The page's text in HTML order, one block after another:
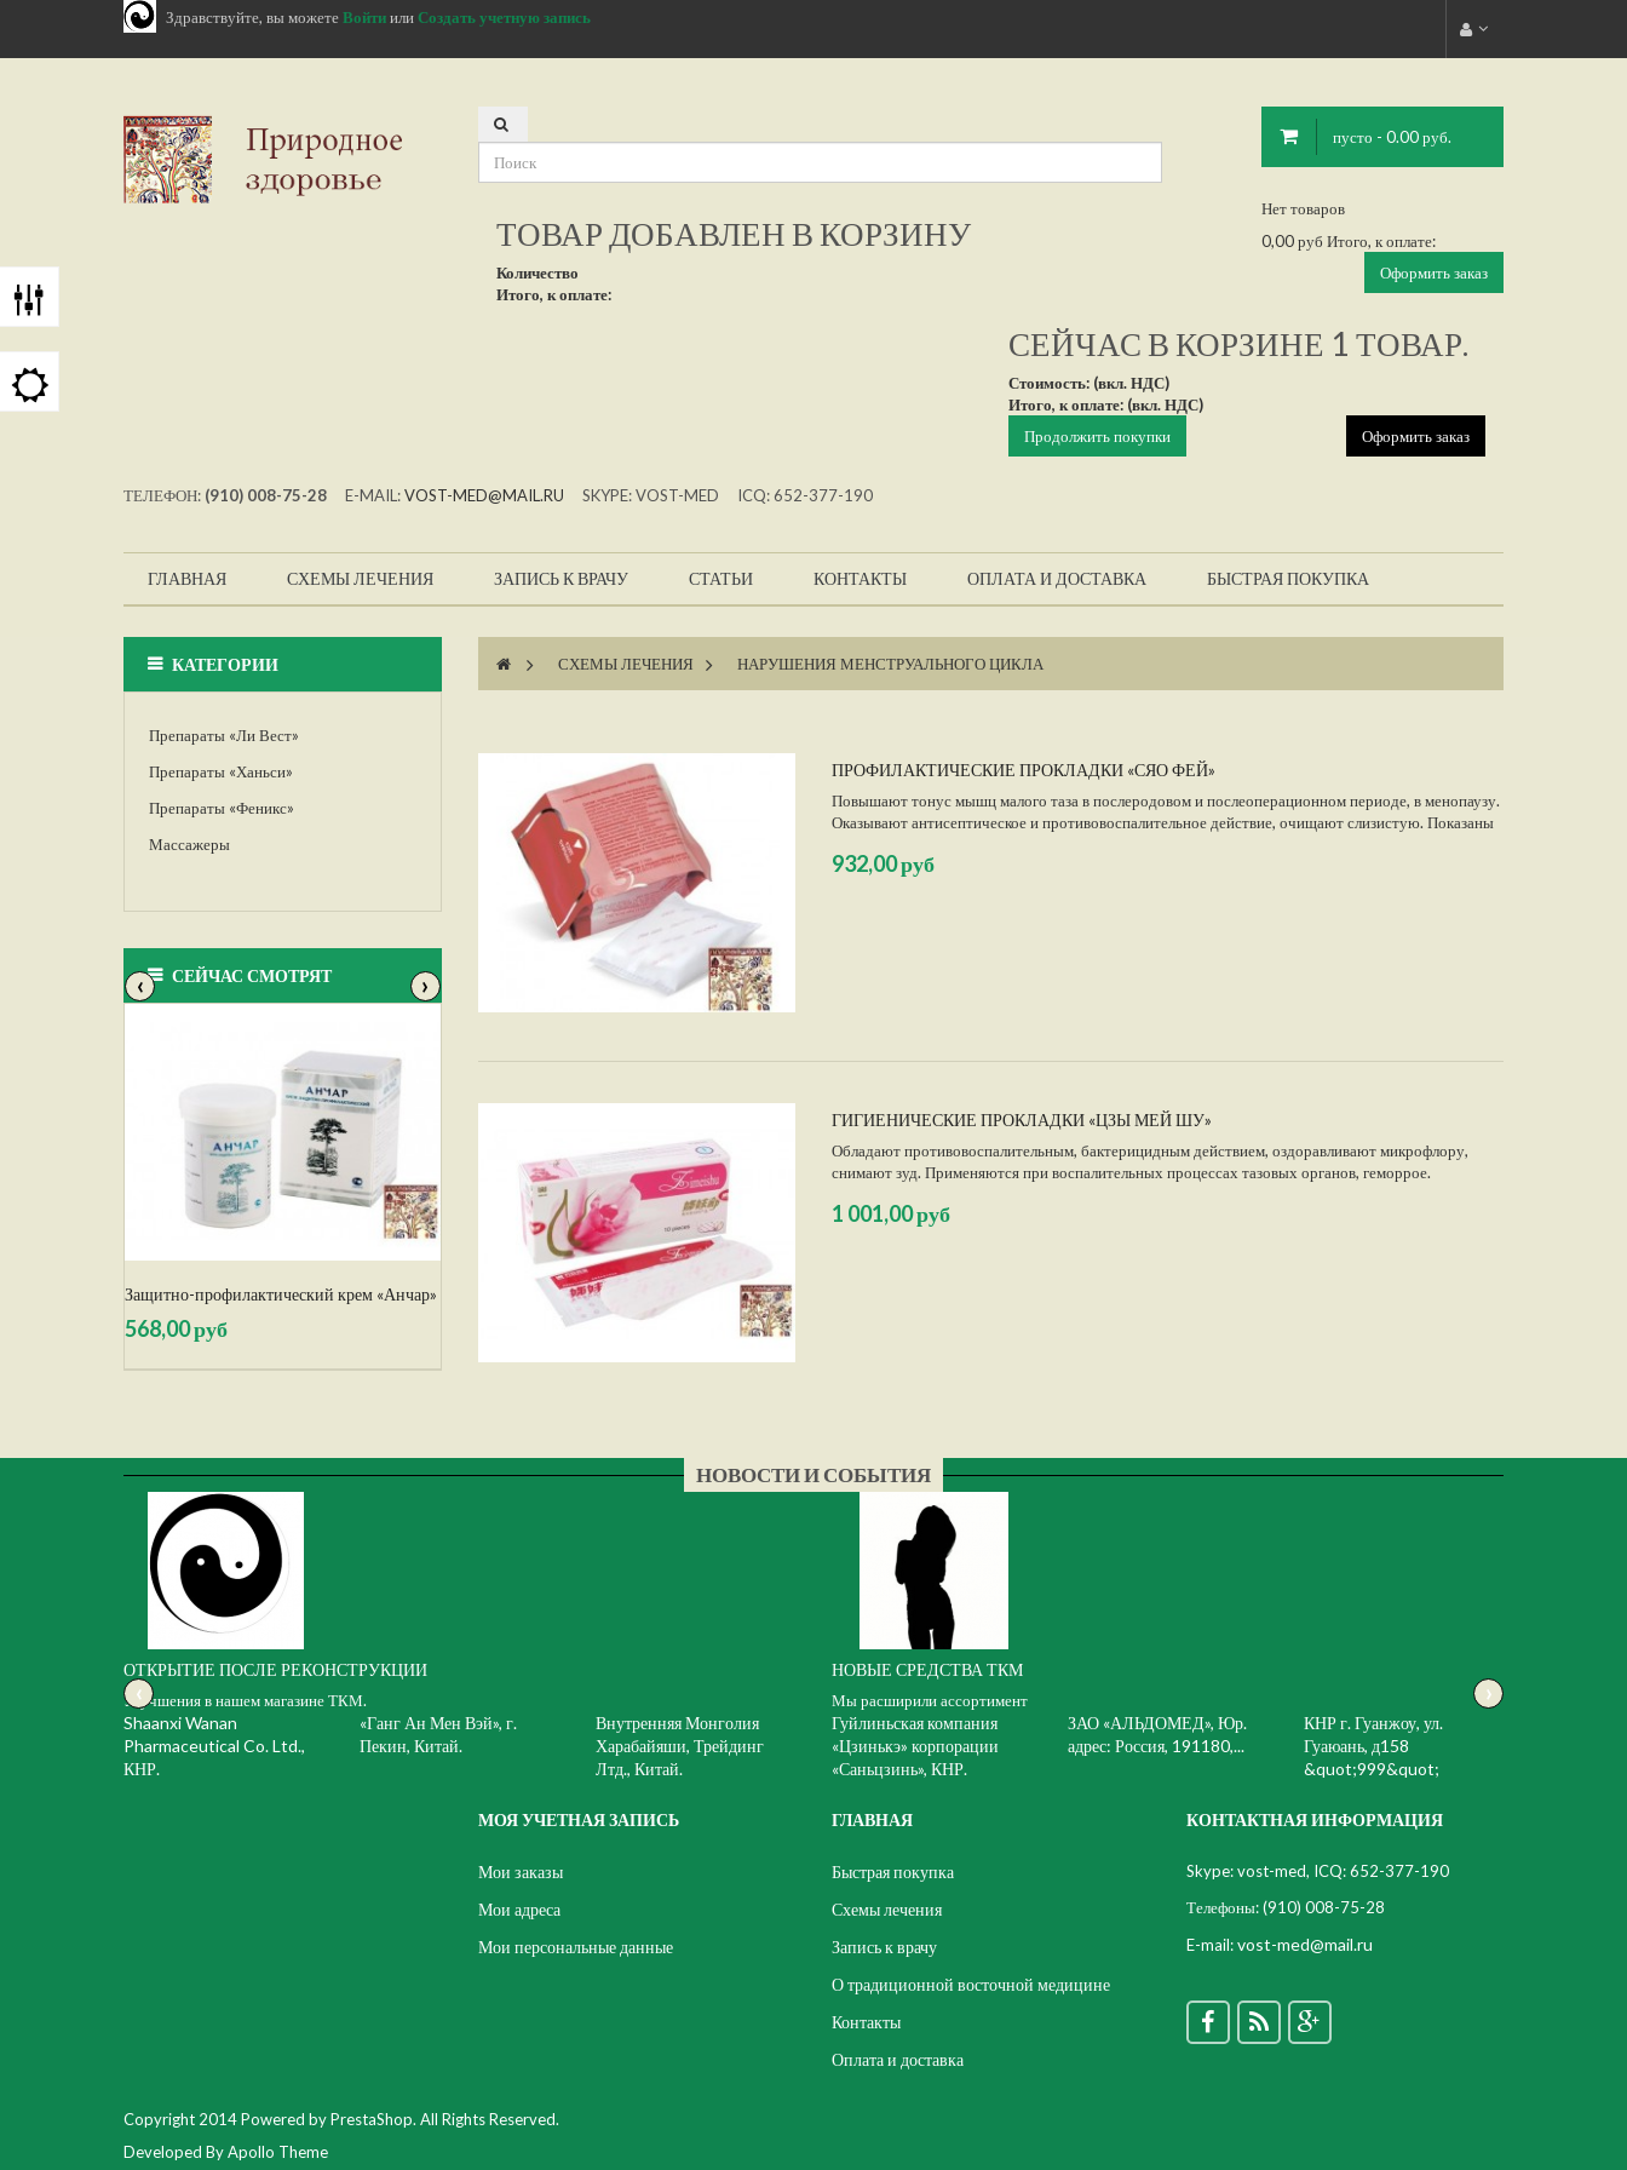
Здравствуйте, вы можетеВойтиилиСоздать учетную запись
пусто - 0.00 руб.
Нет товаров
0,00 руб Итого, к оплате:
Оформить заказ
ТОВАР ДОБАВЛЕН В КОРЗИНУ
Количество
Итого, к оплате:
СЕЙЧАС В КОРЗИНЕ 1 ТОВАР.
Стоимость: (вкл. НДС)
Итого, к оплате: (вкл. НДС)
Продолжить покупки
Оформить заказ
ТЕЛЕФОН: (910) 008-75-28 E-MAIL:VOST-MED@MAIL.RU SKYPE: VOST-MED ICQ: 652-377-190
ГЛАВНАЯ СХЕМЫ ЛЕЧЕНИЯ ЗАПИСЬ К ВРАЧУ СТАТЬИ КОНТАКТЫ ОПЛАТА И ДОСТАВКА БЫСТРАЯ ПОКУПКА
КАТЕГОРИИ
Препараты «Ли Вест»
Препараты «Ханьси»
Препараты «Феникс»
Массажеры
СЕЙЧАС СМОТРЯТ
‹ ›
Защитно-профилактический крем «Анчар»
568,00 руб
> СХЕМЫ ЛЕЧЕНИЯ > НАРУШЕНИЯ МЕНСТРУАЛЬНОГО ЦИКЛА
ПРОФИЛАКТИЧЕСКИЕ ПРОКЛАДКИ «СЯО ФЕЙ»
Повышают тонус мышц малого таза в послеродовом и послеоперационном периоде, в менопаузу.
Оказывают антисептическое и противовоспалительное действие, очищают слизистую. Показаны
воспалений, при простатите.
932,00 руб
ГИГИЕНИЧЕСКИЕ ПРОКЛАДКИ «ЦЗЫ МЕЙ ШУ»
Обладают противовоспалительным, бактерицидным действием, оздоравливают микрофлору,
снимают зуд. Применяются при воспалительных процессах тазовых органов, геморрое.
1 001,00 руб
НОВОСТИ И СОБЫТИЯ
ОТКРЫТИЕ ПОСЛЕ РЕКОНСТРУКЦИИ
Улучшения в нашем магазине ТКМ.
НОВЫЕ СРЕДСТВА ТКМ
Мы расширили ассортимент
‹ ›
Shaanxi Wanan
Pharmaceutical Co. Ltd.,
КНР.
«Ганг Ан Мен Вэй», г.
Пекин, Китай.
Внутренняя Монголия
Харабайяши, Трейдинг
Лтд., Китай.
Гуйлиньская компания
«Цзинькэ» корпорации
«Саньцзинь», КНР.
ЗАО «АЛЬДОМЕД», Юр.
адрес: Россия, 191180,...
КНР г. Гуанжоу, ул.
Гуаюань, д158
&quot;999&quot;
МОЯ УЧЕТНАЯ ЗАПИСЬ
Мои заказы
Мои адреса
Мои персональные данные
ГЛАВНАЯ
Быстрая покупка
Схемы лечения
Запись к врачу
О традиционной восточной медицине
Контакты
Оплата и доставка
КОНТАКТНАЯ ИНФОРМАЦИЯ
Skype: vost-med, ICQ: 652-377-190
Телефоны:(910) 008-75-28
E-mail:vost-med@mail.ru
Copyright 2014 Powered by PrestaShop. All Rights Reserved.
Developed By Apollo Theme